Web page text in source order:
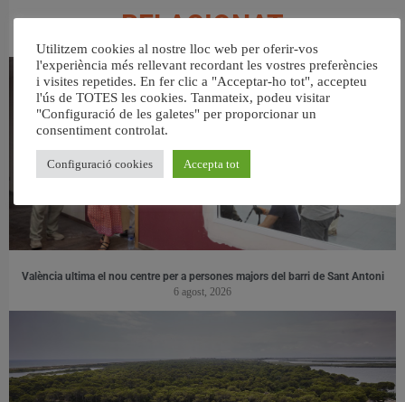
RELACIONAT
València ultima el nou centre per a persones majors del barri de Sant Antoni
6 agost, 2026
Utilitzem cookies al nostre lloc web per oferir-vos
l'experiència més rellevant recordant les vostres preferències
i visites repetides. En fer clic a "Acceptar-ho tot", accepteu
l'ús de TOTES les cookies. Tanmateix, podeu visitar
"Configuració de les galetes" per proporcionar un
consentiment controlat.
Configuració cookies Accepta tot